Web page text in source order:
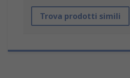
Trova prodotti simili